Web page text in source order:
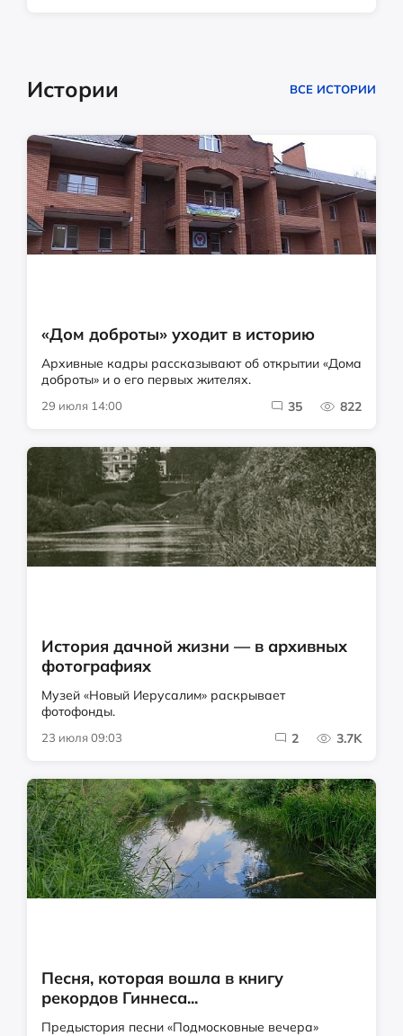
Истории ВСЕ ИСТОРИИ
«Дом доброты» уходит в историю
Архивные кадры рассказывают об открытии «Дома
доброты» и о его первых жителях.
29 июля 14:00 35 822
История дачной жизни — в архивных
фотографиях
Музей «Новый Иерусалим» раскрывает
фотофонды.
23 июля 09:03 2 3.7K
Песня, которая вошла в книгу
рекордов Гиннеса...
Предыстория песни «Подмосковные вечера»